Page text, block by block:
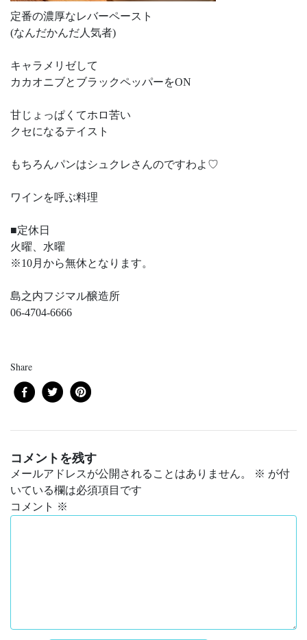
定番の濃厚なレバーペースト
(なんだかんだ人気者)
キャラメリゼして
カカオニブとブラックペッパーをON
甘じょっぱくてホロ苦い
クセになるテイスト
もちろんパンはシュクレさんのですわよ♡
ワインを呼ぶ料理
■定休日
火曜、水曜
※10月から無休となります。
島之内フジマル醸造所
06-4704-6666
Share
コメントを残す
メールアドレスが公開されることはありません。 ※ が付
いている欄は必須項目です
コメント ※